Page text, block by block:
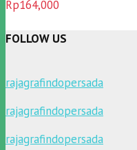
Dinilai5.00
dari 5
Rp164,000
FOLLOW US
rajagrafindopersada
rajagrafindopersada
rajagrafindopersada